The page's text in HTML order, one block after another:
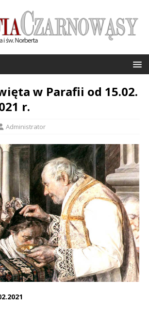
w Parafii od 15.02.
r.
Administrator